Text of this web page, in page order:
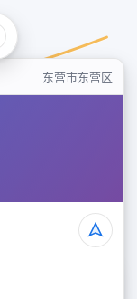
东营市东营区